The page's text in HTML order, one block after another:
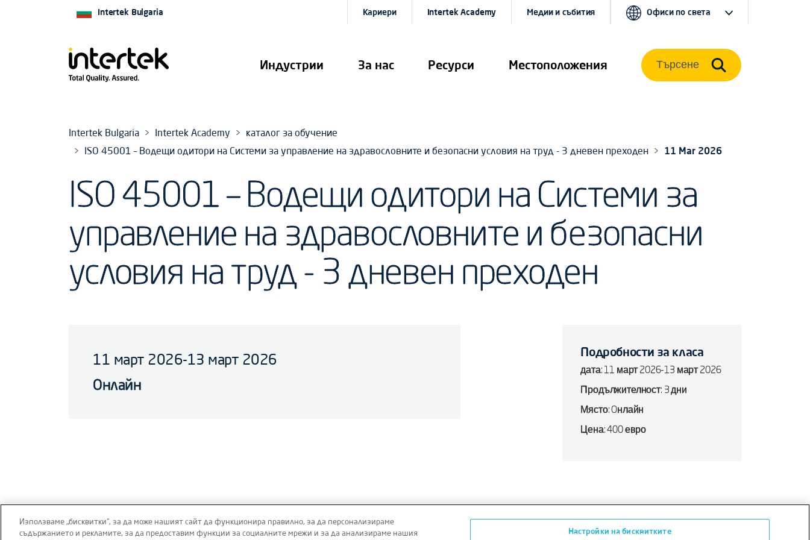
Индустрии За нас Ресурси Местоположения
Intertek Bulgaria Кариери Intertek Academy Медии и събития Офиси по света
Търсене
Intertek Bulgaria Intertek Academy
каталог за обучение
ISO 45001 – Водещи одитори на Системи за управление на здравословните и безопасни условия на труд - 3 дневен преходен
11 Mar 2026
ISO 45001 – Водещи одитори на Системи за
управление на здравословните и безопасни
условия на труд - 3 дневен преходен
11 март 2026-13 март 2026
Oнлайн
Подробности за класа
дата: 11 март 2026-13 март 2026
Продължителност: 3 дни
Място: Oнлайн
Цена: 400 евро
Използваме „бисквитки“, за да може нашият сайт да функционира правилно, за да персонализираме
съдържанието и рекламите, за да предоставим функции за социалните мрежи и за да анализираме нашия
Настройки на бисквитките